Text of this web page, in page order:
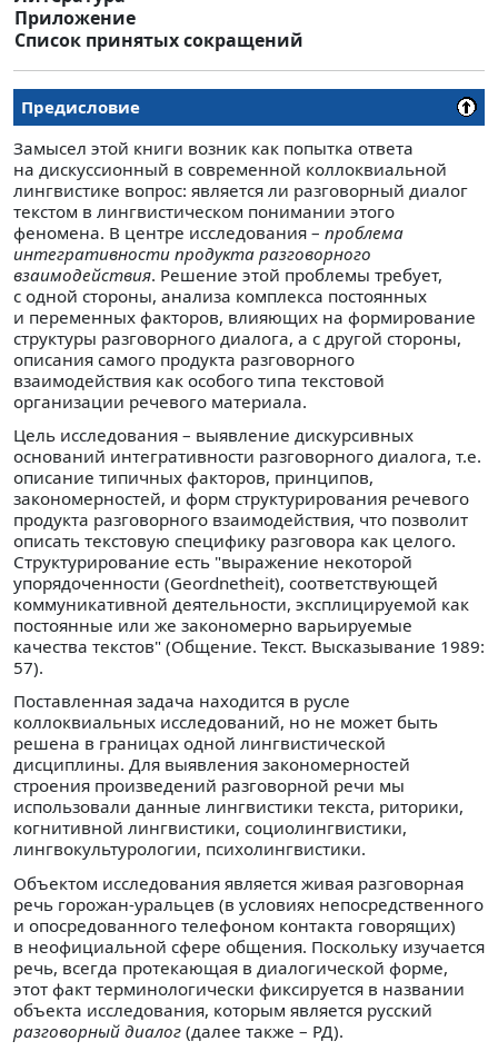
Приложение
Список принятых сокращений
Предисловие
Замысел этой книги возник как попытка ответа
на дискуссионный в современной коллоквиальной
лингвистике вопрос: является ли разговорный диалог
текстом в лингвистическом понимании этого
феномена. В центре исследования – проблема
интегративности продукта разговорного
взаимодействия. Решение этой проблемы требует,
с одной стороны, анализа комплекса постоянных
и переменных факторов, влияющих на формирование
структуры разговорного диалога, а с другой стороны,
описания самого продукта разговорного
взаимодействия как особого типа текстовой
организации речевого материала.
Цель исследования – выявление дискурсивных
оснований интегративности разговорного диалога, т.е.
описание типичных факторов, принципов,
закономерностей, и форм структурирования речевого
продукта разговорного взаимодействия, что позволит
описать текстовую специфику разговора как целого.
Структурирование есть "выражение некоторой
упорядоченности (Geordnetheit), соответствующей
коммуникативной деятельности, эксплицируемой как
постоянные или же закономерно варьируемые
качества текстов" (Общение. Текст. Высказывание 1989:
57).
Поставленная задача находится в русле
коллоквиальных исследований, но не может быть
решена в границах одной лингвистической
дисциплины. Для выявления закономерностей
строения произведений разговорной речи мы
использовали данные лингвистики текста, риторики,
когнитивной лингвистики, социолингвистики,
лингвокультурологии, психолингвистики.
Объектом исследования является живая разговорная
речь горожан-уральцев (в условиях непосредственного
и опосредованного телефоном контакта говорящих)
в неофициальной сфере общения. Поскольку изучается
речь, всегда протекающая в диалогической форме,
этот факт терминологически фиксируется в названии
объекта исследования, которым является русский
разговорный диалог (далее также – РД).